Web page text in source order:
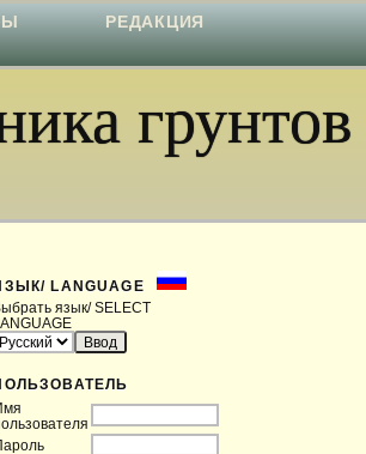
грунтов
LANGUAGE
язык/ SELECT
LANGUAGE
РЕДАКЦИЯ